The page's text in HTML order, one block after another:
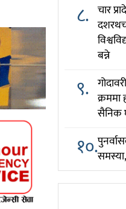
८. चार
बन्ने
९. क्रममा
सैनिक
१०.